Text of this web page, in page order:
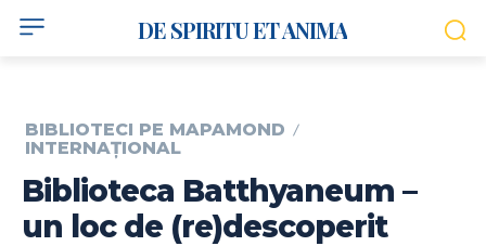
DE SPIRITU ET ANIMA
BIBLIOTECI PE MAPAMOND
INTERNAȚIONAL
Biblioteca Batthyaneum –
un loc de (re)descoperit